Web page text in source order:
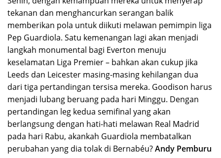
tekanan dan menghancurkan serangan balik
memberikan pola untuk diikuti melawan pemimpin liga
Pep Guardiola. Satu kemenangan lagi akan menjadi
langkah monumental bagi Everton menuju
keselamatan Liga Premier – bahkan akan cukup jika
Leeds dan Leicester masing-masing kehilangan dua
dari tiga pertandingan tersisa mereka. Goodison harus
menjadi lubang beruang pada hari Minggu. Dengan
pertandingan leg kedua semifinal yang akan
berlangsung dengan hati-hati melawan Real Madrid
pada hari Rabu, akankah Guardiola membatalkan
perubahan yang dia tolak di Bernabéu?Andy Pemburu